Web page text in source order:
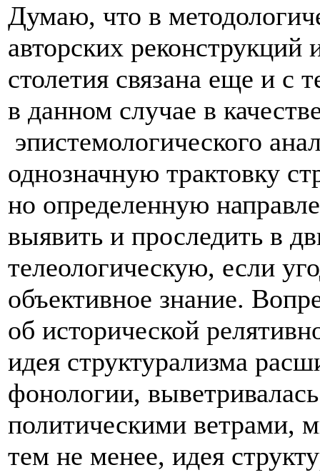
Думаю, что в
авторских
столетия связана еще и с
в данном случае в
эпистемологического
однозначную трактовку
но определенную
выявить и проследить в
телеологическую, если
объективное знание.
об исторической
идея структурализма
фонологии,
политическими ветрами,
тем не менее, идея